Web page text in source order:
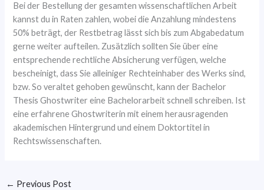
Bei der Bestellung der gesamten wissenschaftlichen Arbeit
kannst du in Raten zahlen, wobei die Anzahlung mindestens
50% beträgt, der Restbetrag lässt sich bis zum Abgabedatum
gerne weiter aufteilen. Zusätzlich sollten Sie über eine
entsprechende rechtliche Absicherung verfügen, welche
bescheinigt, dass Sie alleiniger Rechteinhaber des Werks sind,
bzw. So veraltet gehoben gewünscht, kann der Bachelor
Thesis Ghostwriter eine Bachelorarbeit schnell schreiben. Ist
eine erfahrene Ghostwriterin mit einem herausragenden
akademischen Hintergrund und einem Doktortitel in
Rechtswissenschaften.
← Previous Post